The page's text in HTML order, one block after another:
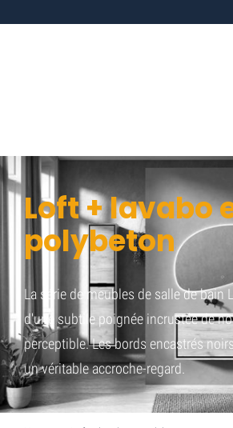
Loft + lavabo
polybeton
La série de meubles de salle de bain
d'une subtile poignée incrustée de
perceptible. Les bords encastrés
un véritable accroche-regard.